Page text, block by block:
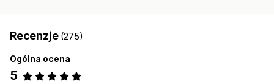
Recenzje (275)
Ogólna ocena
5